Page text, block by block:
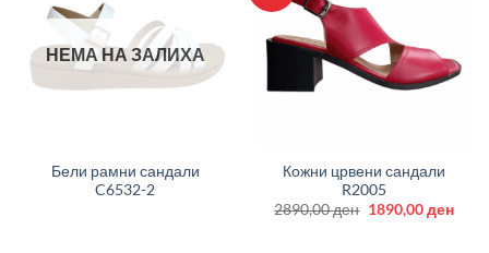
НЕМА НА ЗАЛИХА
Бели рамни сандали
C6532-2
Кожни црвени сандали
R2005
2890,00ден Original
1890,00ден